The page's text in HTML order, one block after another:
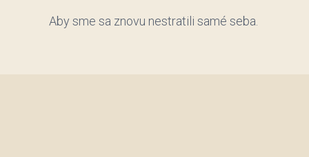
Aby sme sa znovu nestratili samé seba.